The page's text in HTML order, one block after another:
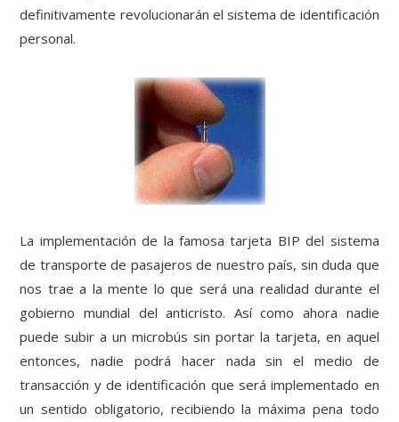
definitivamente revolucionarán el sistema de identificación
personal.
La implementación de la famosa tarjeta BIP del sistema
de transporte de pasajeros de nuestro país, sin duda que
nos trae a la mente lo que será una realidad durante el
gobierno mundial del anticristo. Así como ahora nadie
puede subir a un microbús sin portar la tarjeta, en aquel
entonces, nadie podrá hacer nada sin el medio de
transacción y de identificación que será implementado en
un sentido obligatorio, recibiendo la máxima pena todo